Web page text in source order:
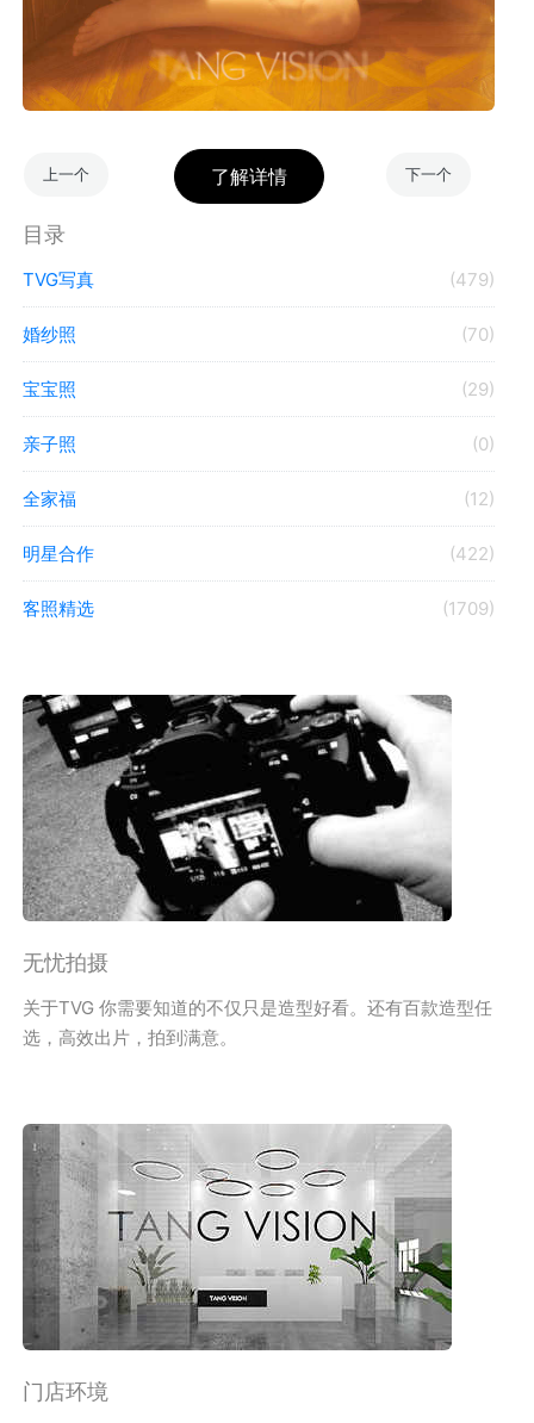
上一个 下一个
目录
TVG写真 (479)
婚纱照 (70)
宝宝照 (29)
亲子照 (0)
全家福 (12)
明星合作 (422)
客照精选 (1709)
无忧拍摄
关于TVG 你需要知道的不仅只是造型好看。还有百款造型任
选，高效出片，拍到满意。
门店环境